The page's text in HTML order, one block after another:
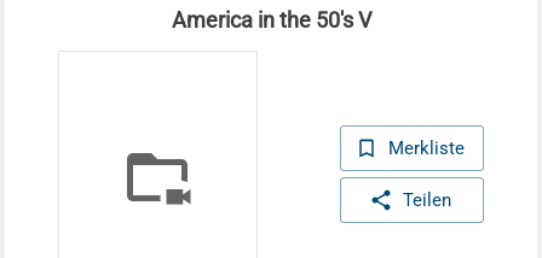
America in the 50's V
Merkliste
Teilen